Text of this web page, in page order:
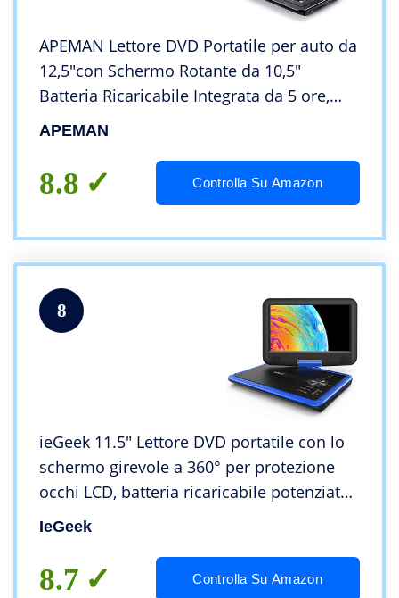
APEMAN Lettore DVD Portatile per auto da
12,5″con Schermo Rotante da 10,5″
Batteria Ricaricabile Integrata da 5 ore,
Supporta Scheda SD e USB(Nero)
APEMAN
8.8 Controlla Su Amazon
8
ieGeek 11.5″ Lettore DVD portatile con lo
schermo girevole a 360° per protezione
occhi LCD, batteria ricaricabile potenziata
di 5 ore, riproduzione memoria
IeGeek
8.7 Controlla Su Amazon